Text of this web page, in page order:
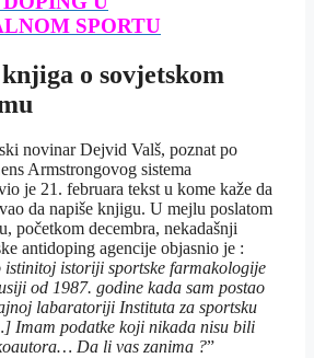
SPORTU
o sovjetskom
novinar Dejvid Valš, poznat po
Armstrongovog sistema
je 21. februara tekst u kome kaže da
da napiše knjigu. U mejlu poslatom
početkom decembra, nekadašnji
antidoping agencije objasnio je :
istinitoj istoriji sportske farmakologije
od 1987. godine kada sam postao
labaratoriji Instituta za sportsku
Imam podatke koji nikada nisu bili
Da li vas zanima ?”